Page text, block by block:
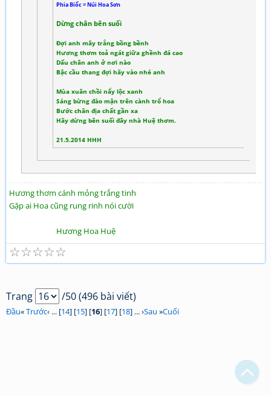
Phia Biốc = Núi Hoa Sơn
Dừng chân bên suối
Đợi anh mây trắng bồng bềnh
Hương thơm toả ngát giữa ghềnh đá cao
Dấu chân anh ở nơi nào
Bậc cầu thang đợi hãy vào nhé anh
Mùa xuân chồi nẩy lộc xanh
Sáng bừng đào mận trên cành trổ hoa
Bước chân địa chất gần xa
Hãy dừng bên suối đây nhà Huệ thơm.
21.5.2014 HHH
Hương thơm cánh mỏng trắng tinh
Gặp ai Hoa cũng rung rinh nói cười
Hương Hoa Huệ
☆
☆
☆
☆
☆
Trang /50 (496 bài viết)
Đầu«Trước‹ ... [14] [15] [16] [17] [18] ... ›Sau »Cuối